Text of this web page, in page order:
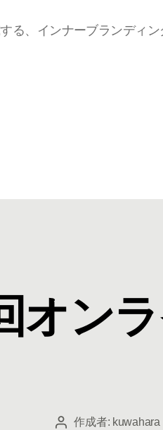
る、インナーブランディ
オン
投
作成者: kuwahara